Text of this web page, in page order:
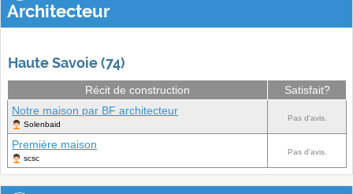
Architecteur
Haute Savoie (74)
Récit de construction
Satisfait?
Notre maison par BF architecteur
Solenbaid
Pas d'avis.
Première maison
scsc
Pas d'avis.